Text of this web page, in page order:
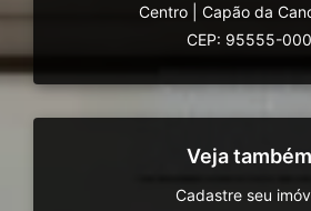
Centro
Capão da
CEP: 95555-000
Veja também
Cadastre seu